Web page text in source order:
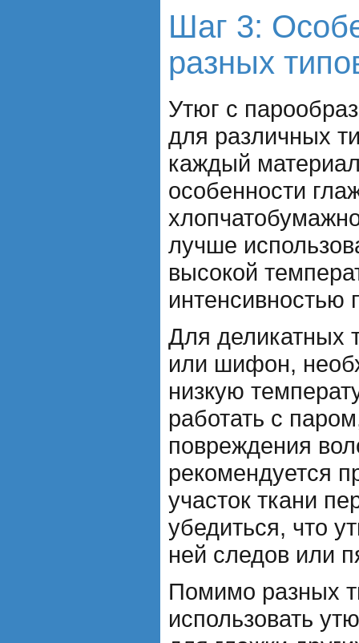
Шаг 3:
разных
Утюг с
для различных
каждый
особенности
лучше
высокой
интенсивностью
Для деликатных
или шифон,
низкую
работать с
повреждения
рекомендуется
участок ткани
убедиться, что
ней следов или
Помимо разных
использовать